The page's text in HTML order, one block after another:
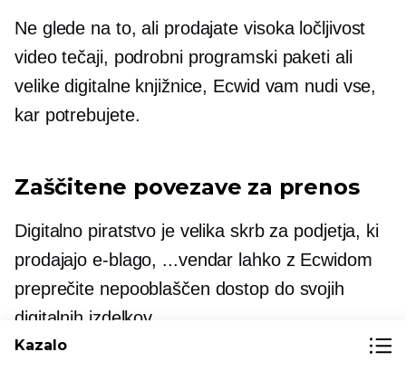
Ne glede na to, ali prodajate visoka ločljivost
video tečaji, podrobni programski paketi ali
velike digitalne knjižnice, Ecwid vam nudi vse,
kar potrebujete.
Zaščitene povezave za prenos
Digitalno piratstvo je velika skrb za podjetja, ki
prodajajoe-blago, ...vendar lahko z Ecwidom
preprečite nepooblaščen dostop do svojih
digitalnih izdelkov.
Kazalo